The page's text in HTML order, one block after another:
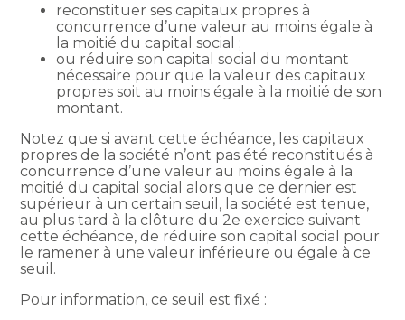
reconstituer ses capitaux propres à
concurrence d’une valeur au moins égale à
la moitié du capital social ;
ou réduire son capital social du montant
nécessaire pour que la valeur des capitaux
propres soit au moins égale à la moitié de son
montant.
Notez que si avant cette échéance, les capitaux
propres de la société n’ont pas été reconstitués à
concurrence d’une valeur au moins égale à la
moitié du capital social alors que ce dernier est
supérieur à un certain seuil, la société est tenue,
au plus tard à la clôture du 2e exercice suivant
cette échéance, de réduire son capital social pour
le ramener à une valeur inférieure ou égale à ce
seuil.
Pour information, ce seuil est fixé :